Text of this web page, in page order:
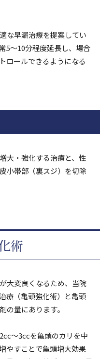
な早漏治療を提案してい
5～10分程度延長し、場合
ロールできるようになる
大・強化する治療と、性
小帯部（裏スジ）を切除
術
大変良くなるため、当院
療（亀頭強化術）と亀頭
の量にあります。
～3ccを亀頭のカリを中
やすことで亀頭増大効果